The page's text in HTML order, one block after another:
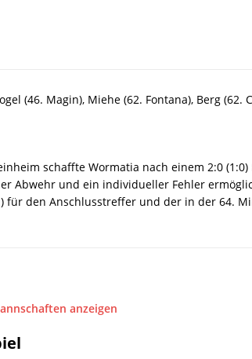
(46. Magin), Miehe (62. Fontana), Berg (62.
schaffte Wormatia nach einem 2:0
Abwehr und ein individueller Fehler
für den Anschlusstreffer und der in der 64.
anzeigen